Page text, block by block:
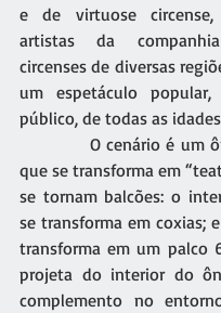
e de virtuose
artistas da
circenses de diversas
um espetáculo
público, de todas as
que se transforma em
se tornam balcões: o
se transforma em coxias;
transforma em um palco
projeta do interior do
complemento no